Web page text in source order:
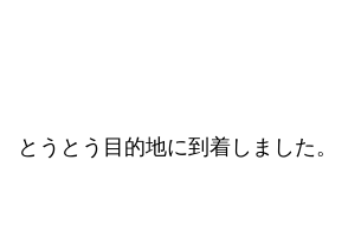
とうとう目的地に到着しました。